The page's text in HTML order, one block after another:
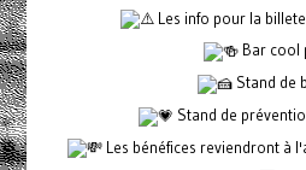
Les info pour la
Bar cool
Stand de
Stand de
Les bénéfices reviendront à